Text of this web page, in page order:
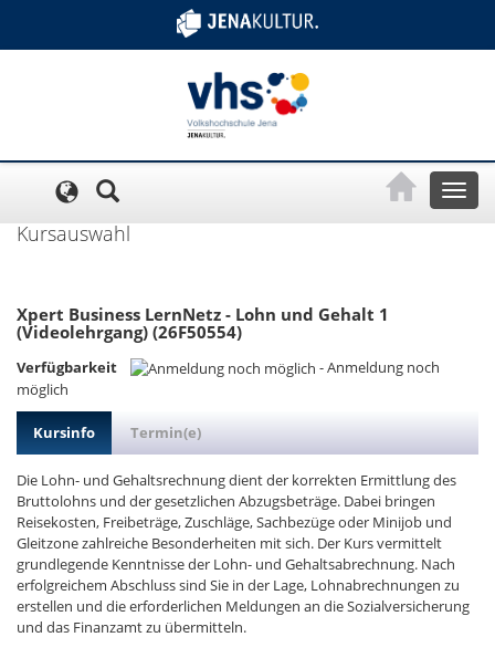
Toggle
Kursauswahl
Xpert Business LernNetz - Lohn und Gehalt 1
(Videolehrgang) (26F50554)
Verfügbarkeit -Anmeldung noch
möglich
Kursinfo Termin(e)
Die Lohn- und Gehaltsrechnung dient der korrekten Ermittlung des
Bruttolohns und der gesetzlichen Abzugsbeträge. Dabei bringen
Reisekosten, Freibeträge, Zuschläge, Sachbezüge oder Minijob und
Gleitzone zahlreiche Besonderheiten mit sich. Der Kurs vermittelt
grundlegende Kenntnisse der Lohn- und Gehaltsabrechnung. Nach
erfolgreichem Abschluss sind Sie in der Lage, Lohnabrechnungen zu
erstellen und die erforderlichen Meldungen an die Sozialversicherung
und das Finanzamt zu übermitteln.